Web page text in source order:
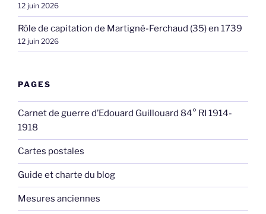
12 juin 2026
Rôle de capitation de Martigné-Ferchaud (35) en 1739
12 juin 2026
PAGES
Carnet de guerre d’Edouard Guillouard 84° RI 1914-
1918
Cartes postales
Guide et charte du blog
Mesures anciennes